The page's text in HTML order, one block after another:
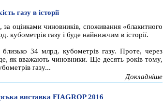
газу в історії
оцінками чиновників, споживання «блакитного
кубометрів газу і буде найнижчим в історії.
34 млрд. кубометрів газу. Проте, через
як вважають чиновники. Ще десять років тому,
газу...
Докладніше
виставка FIAGROP 2016